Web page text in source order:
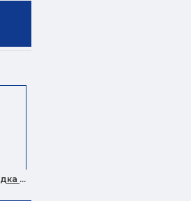
Изоляционная прокладка 21700 на клейкой основе 100 штук (плюсовой контакт)